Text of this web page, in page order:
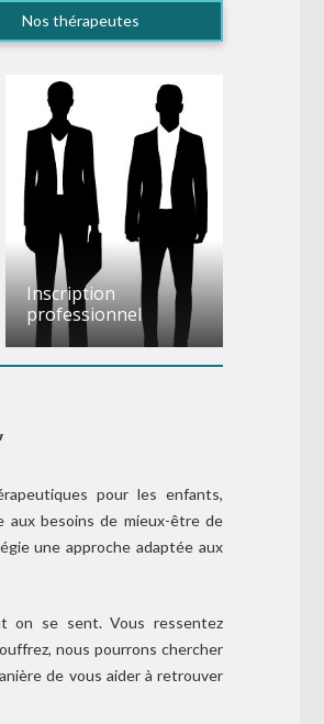
Nos thérapeutes
Inscription
professionnel
pour les enfants,
besoins de mieux-être de
une approche adaptée aux
on se sent. Vous ressentez
nous pourrons chercher
de vous aider à retrouver